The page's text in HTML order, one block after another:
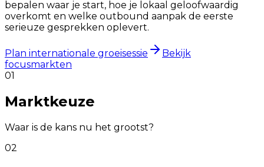
bepalen waar je start, hoe je lokaal geloofwaardig
overkomt en welke outbound aanpak de eerste
serieuze gesprekken oplevert.
Plan internationale groeisessie
Bekijk
focusmarkten
01
Marktkeuze
Waar is de kans nu het grootst?
02